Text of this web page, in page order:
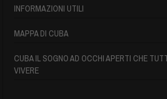
INFORMAZIONI UTILI
MAPPA DI CUBA
CUBA IL SOGNO AD OCCHI APERTI CHE
VIVERE